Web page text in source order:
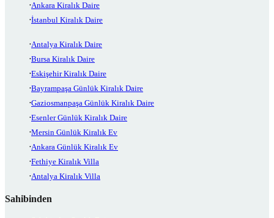
Ankara Kiralık Daire
İstanbul Kiralık Daire
Antalya Kiralık Daire
Bursa Kiralık Daire
Eskişehir Kiralık Daire
Bayrampaşa Günlük Kiralık Daire
Gaziosmanpaşa Günlük Kiralık Daire
Esenler Günlük Kiralık Daire
Mersin Günlük Kiralık Ev
Ankara Günlük Kiralık Ev
Fethiye Kiralık Villa
Antalya Kiralık Villa
Sahibinden